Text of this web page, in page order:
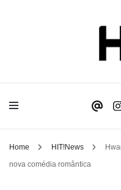
Home HIT!News
nova comédia romântica